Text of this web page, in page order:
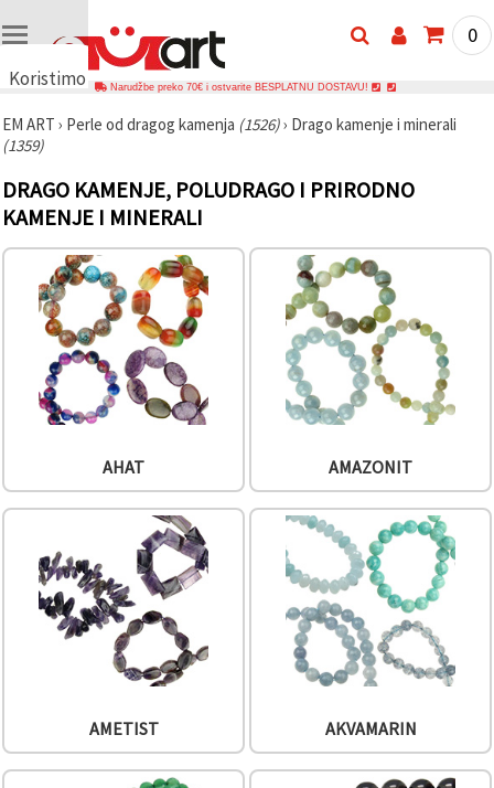
Koristimo
🍪
Koristimo
slične
tehnologije
kako bismo
funkcioniranje
stranice,
poboljšali
korisničko
iskustvo i,
uz vašu
privolu,
uz pomoć
naših
partnera za
analitiku i
marketing.
"Prihvati
sve!" Ili
0
Narudžbe preko 70€ i ostvarite BESPLATNU DOSTAVU!
EM ART › Perle od dragog kamenja (1526)› Drago kamenje i minerali
(1359)
DRAGO KAMENJE, POLUDRAGO I PRIRODNO
KAMENJE I MINERALI
AHAT AMAZONIT
AMETIST AKVAMARIN